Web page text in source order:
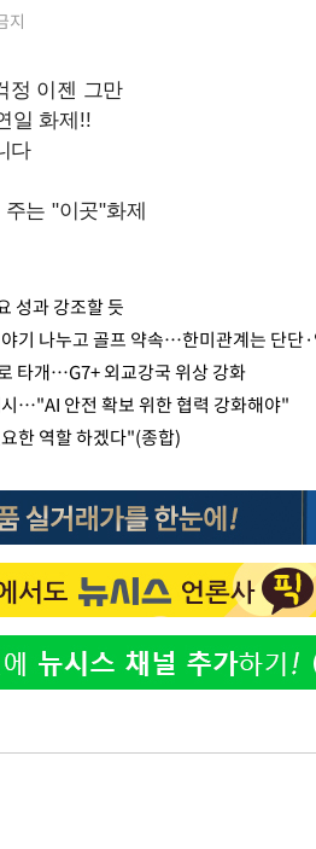
지
성과 강조할 듯
기 나누고 골프 약속…한미관계는 단단
타개…G7+ 외교강국 위상 강화
…"AI 안전 확보 위한 협력 강화해야"
한 역할 하겠다"(종합)